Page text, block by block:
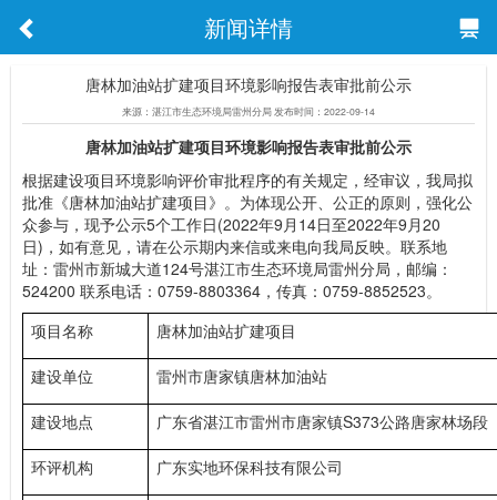
新闻详情
唐林加油站扩建项目环境影响报告表审批前公示
来源：湛江市生态环境局雷州分局 发布时间：2022-09-14
唐林加油站扩建项目环境影响报告表审批前公示
根据建设项目环境影响评价审批程序的有关规定，经审议，我局拟
批准《唐林加油站扩建项目》。为体现公开、公正的原则，强化公
众参与，现予公示5个工作日(2022年9月14日至2022年9月20
日)，如有意见，请在公示期内来信或来电向我局反映。联系地
址：雷州市新城大道124号湛江市生态环境局雷州分局，邮编：
524200 联系电话：0759-8803364，传真：0759-8852523。
项目名称
唐林加油站扩建项目
建设单位 雷州市唐家镇唐林加油站
建设地点 广东省湛江市雷州市唐家镇S373公路唐家林场段
环评机构 广东实地环保科技有限公司